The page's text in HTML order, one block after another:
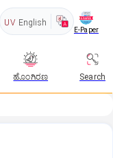
UV English
E-Paper
ಹೊಂಗಿರಣ Search